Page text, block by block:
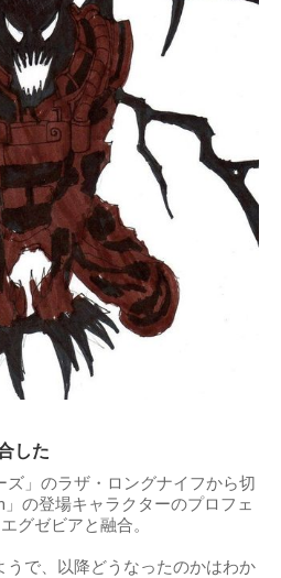
した
ズ」のラザ・ロングナイフから切
の登場キャラクターのプロフェ
グゼビアと融合。
うで、以降どうなったのかはわか